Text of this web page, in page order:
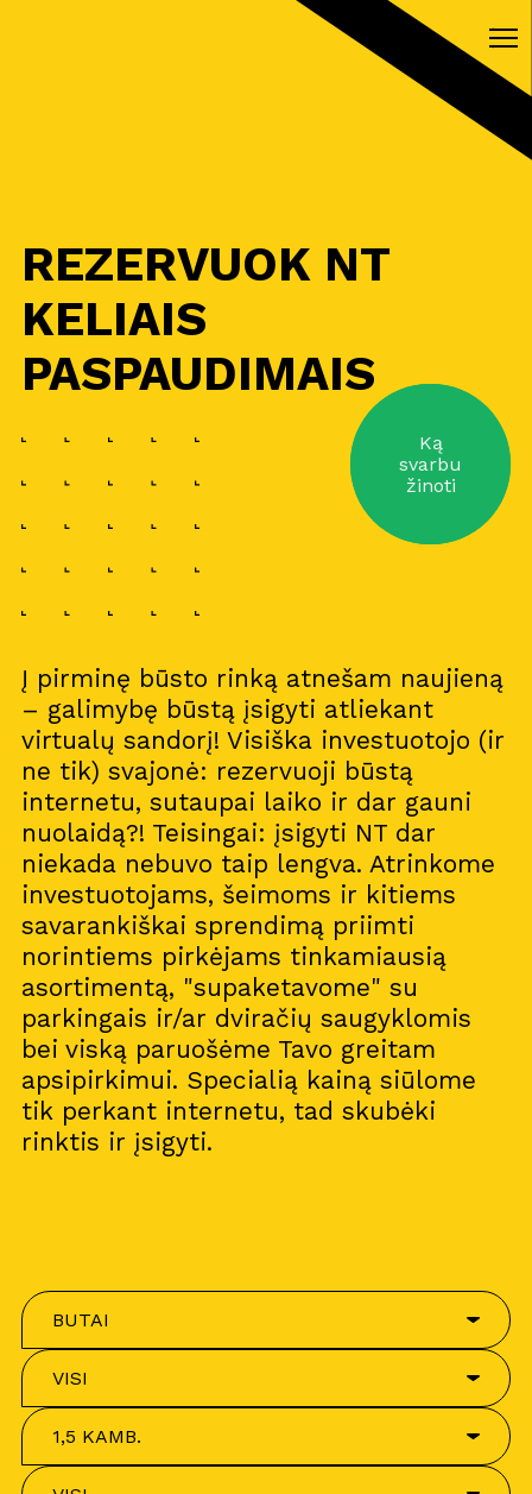
REZERVUOK NT
KELIAIS
PASPAUDIMAIS
Į pirminę būsto rinką atnešam naujieną
– galimybę būstą įsigyti atliekant
virtualų sandorį! Visiška investuotojo (ir
ne tik) svajonė: rezervuoji būstą
internetu, sutaupai laiko ir dar gauni
nuolaidą?! Teisingai: įsigyti NT dar
niekada nebuvo taip lengva. Atrinkome
investuotojams, šeimoms ir kitiems
savarankiškai sprendimą priimti
norintiems pirkėjams tinkamiausią
asortimentą, "supaketavome" su
parkingais ir/ar dviračių saugyklomis
bei viską paruošėme Tavo greitam
apsipirkimui. Specialią kainą siūlome
tik perkant internetu, tad skubėki
rinktis ir įsigyti.
Ką
svarbu
žinoti
BUTAI
VISI
1,5 KAMB.